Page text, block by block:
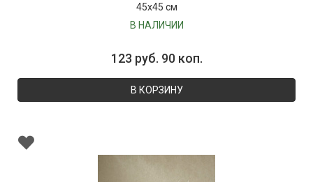
45х45 см
В НАЛИЧИИ
123 руб. 90 коп.
В КОРЗИНУ